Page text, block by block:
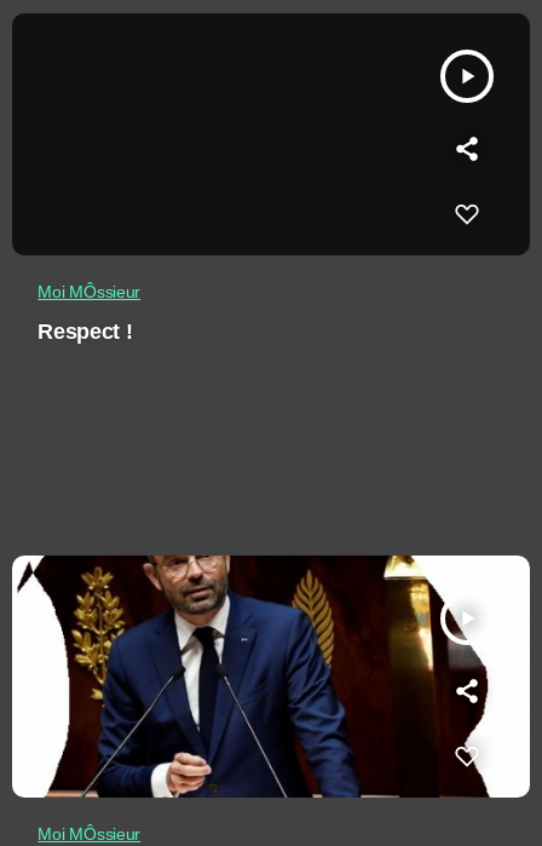
play_arrow
Moi MÔssieur
Respect !
play_arrow
Moi MÔssieur